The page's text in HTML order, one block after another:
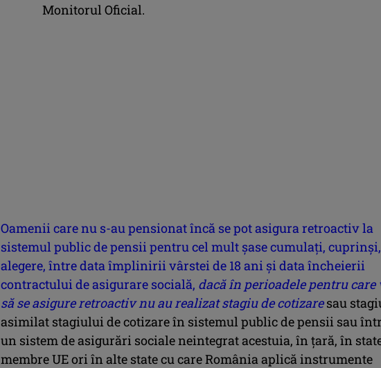
Monitorul Oficial.
Oamenii care nu s-au pensionat încă se pot asigura retroactiv la
sistemul public de pensii pentru cel mult şase cumulaţi,
alegere, între data împlinirii vârstei de 18 ani şi data încheierii
contractului de asigurare socială, dacă în perioadele pentru care
să se asigure retroactiv nu au realizat stagiu de cotizare sau
asimilat stagiului de cotizare în sistemul public de pensii sau
un sistem de asigurări sociale neintegrat acestuia, în ţară, în
membre UE ori în alte state cu care România aplică instrumente